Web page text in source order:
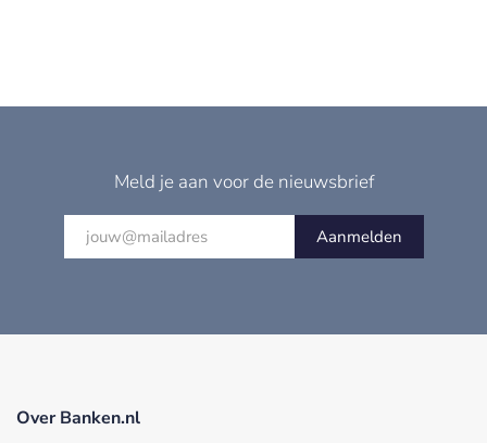
Meld je aan voor de nieuwsbrief
Aanmelden
Over Banken.nl